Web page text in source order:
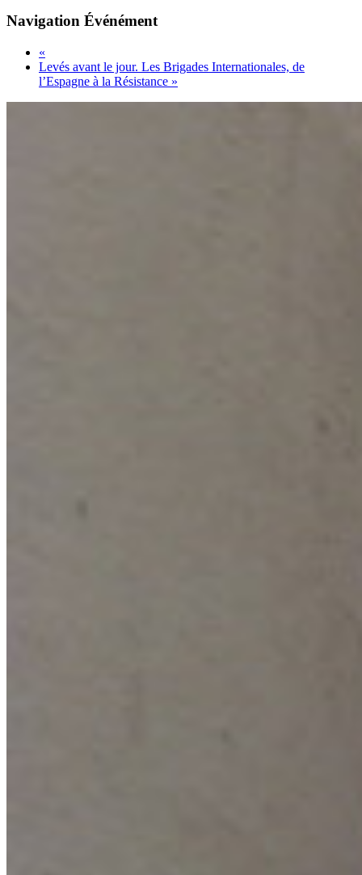
Navigation Événément
«
Levés avant le jour. Les Brigades Internationales, de
l’Espagne à la Résistance »